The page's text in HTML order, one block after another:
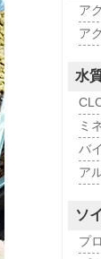
ア
ア
水
ミ
バ
ア
ソ
プ